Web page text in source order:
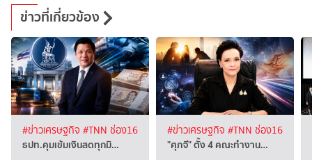
ข่าวที่เกี่ยวข้อง
#ข่าวเศรษฐกิจ #TNN ช่อง16
ธปท.คุมเข้มเงินสดทุกมิ…
#ข่าวเศรษฐกิจ #TNN ช่อง16
"ศุภจี" ตั้ง 4 คณะทำงาน…